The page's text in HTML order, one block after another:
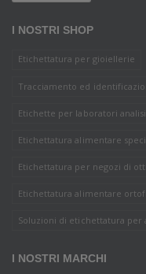
I NOSTRI SHOP
Etichettatura per gioiellerie
Tracciamento ed
Etichette per laboratori
Etichettatura alimentare
Etichettatura per negozi di
Etichettatura alimentare
Soluzioni di etichettatura
I NOSTRI MARCHI